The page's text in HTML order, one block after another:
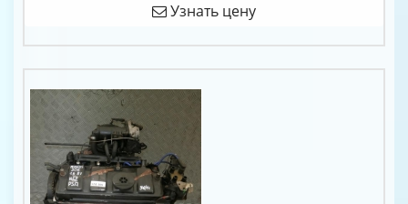
Узнать цену